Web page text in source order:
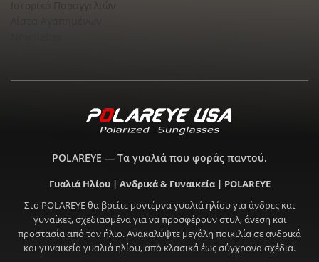
POLAREYE — Τα γυαλιά που φοράς παντού.
Γυαλιά Ηλίου | Ανδρικά & Γυναικεία | POLAREYE
Στο POLAREYE θα βρείτε μοντέρνα γυαλιά ηλίου για άνδρες και
γυναίκες, σχεδιασμένα για να προσφέρουν στυλ, άνεση και
προστασία από τον ήλιο. Ανακαλύψτε μεγάλη ποικιλία σε ανδρικά
και γυναικεία γυαλιά ηλίου, από κλασικά έως σύγχρονα σχέδια.